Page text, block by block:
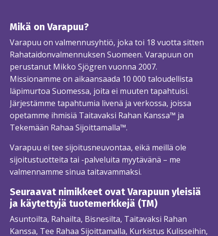
Mikä on Varapuu?
Varapuu on valmennusyhtiö, joka toi 18 vuotta sitten
Rahataidonvalmennuksen Suomeen. Varapuun on
perustanut Mikko Sjögren vuonna 2007.
Missionamme on aikaansaada 10 000 taloudellista
läpimurtoa Suomessa, joita ei muuten tapahtuisi.
Järjestämme tapahtumia livenä ja verkossa, joissa
opetamme ihmisiä Taitavaksi Rahan Kanssa™ ja
Tekemään Rahaa Sijoittamalla™.
Varapuu ei tee sijoitusneuvontaa, eikä meillä ole
sijoitustuotteita tai -palveluita myytävänä – me
valmennamme sinua taitavammaksi.
Seuraavat nimikkeet ovat Varapuun yleisiä
ja käytettyjä tuotemerkkejä (TM)
Asuntoilta, Rahailta, Bisnesilta, Taitavaksi Rahan
Kanssa, Tee Rahaa Sijoittamalla, Kurkistus Kulisseihin,